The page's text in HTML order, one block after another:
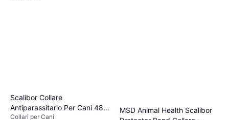
Scalibor Collare
Antiparassitario Per Cani 48
cm
Collari per Cani
MSD Animal Health Scalibor